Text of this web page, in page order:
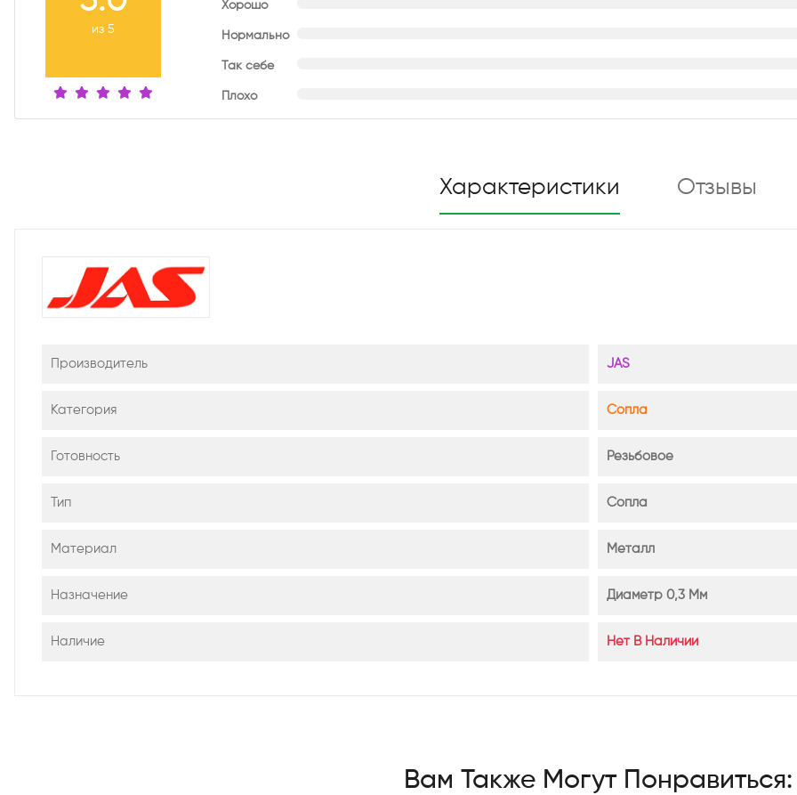
из 5
Хорошо
Нормально
Так себе
Плохо
Характеристики Отзывы
Производитель JAS
Категория Сопла
Готовность Резьбовое
Тип Сопла
Материал Металл
Назначение Диаметр 0,3 Мм
Наличие Нет В Наличии
Вам Также Могут Понравиться: